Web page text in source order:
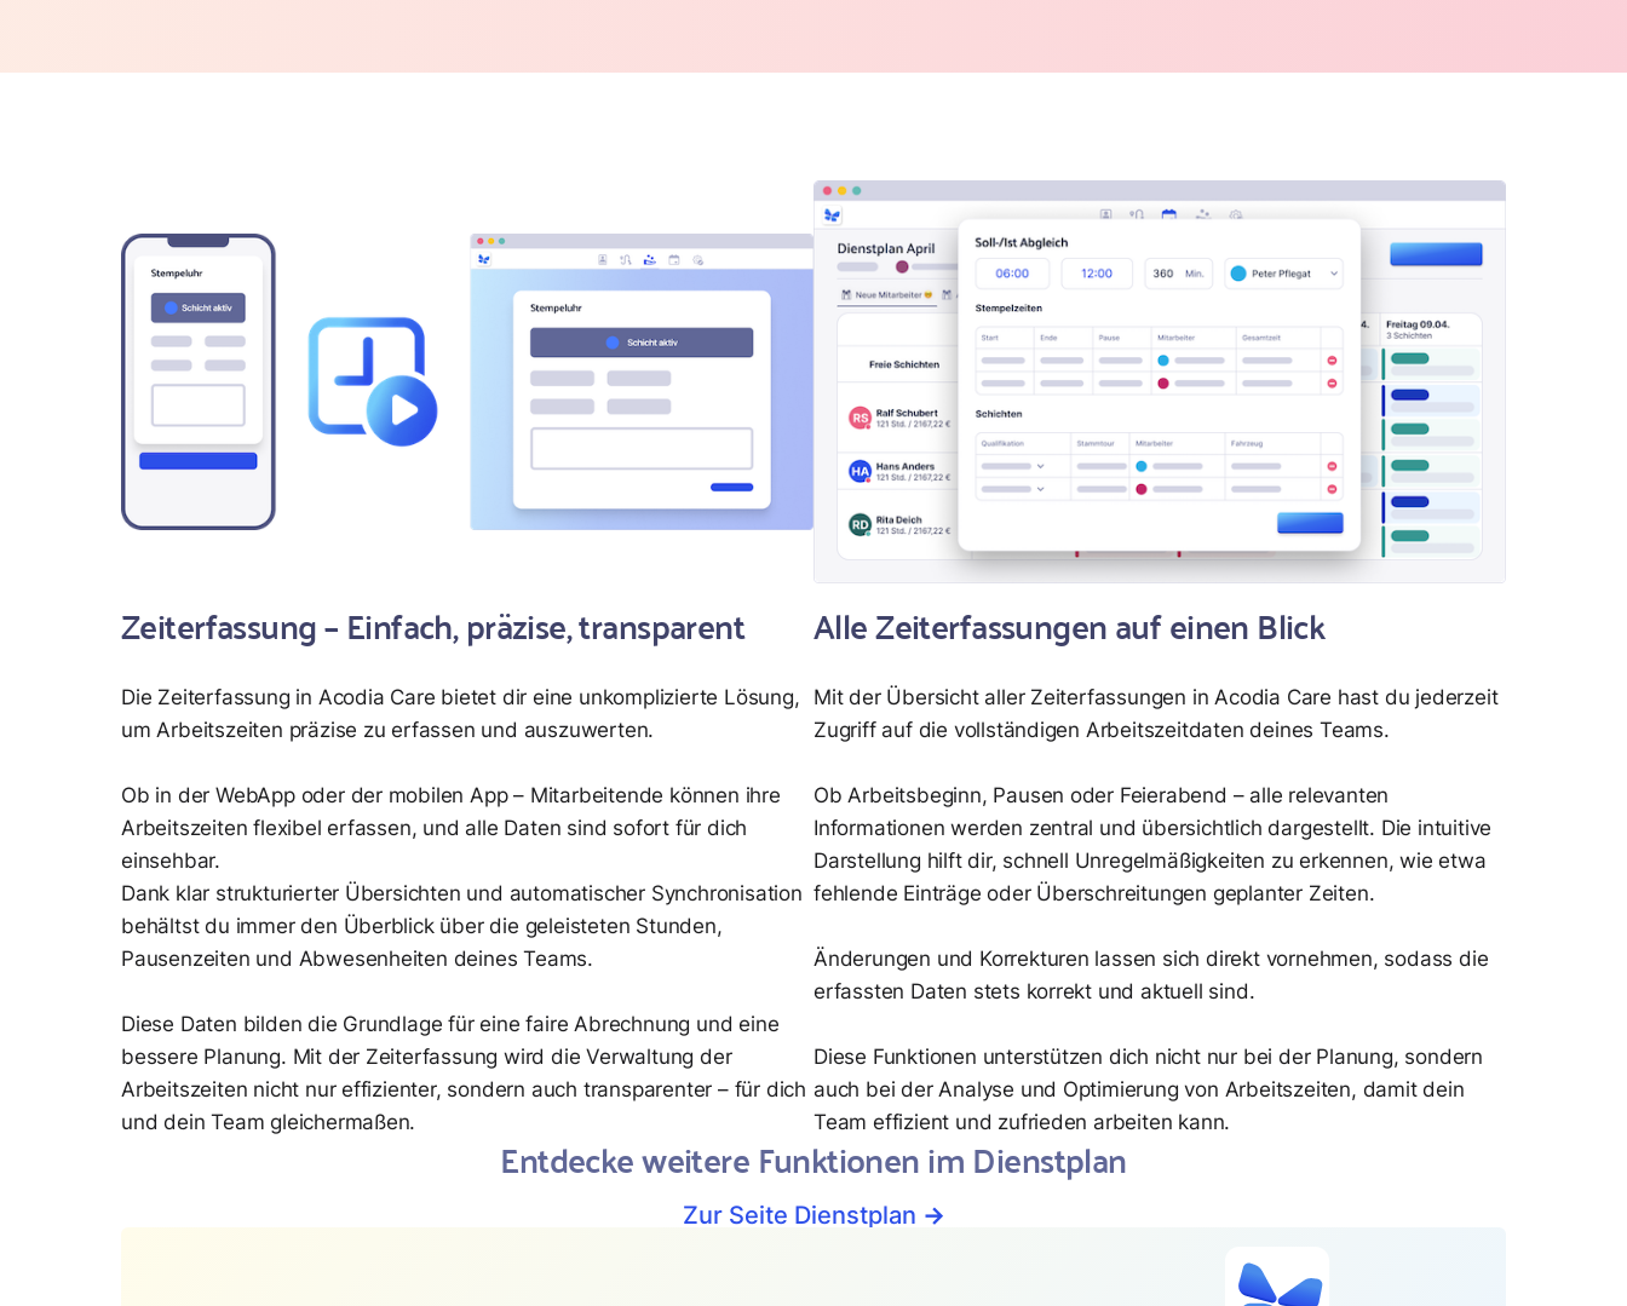
Zeiterfassung – Einfach, präzise, transparent
Die Zeiterfassung in Acodia Care bietet dir eine unkomplizierte Lösung,
um Arbeitszeiten präzise zu erfassen und auszuwerten.
Ob in der WebApp oder der mobilen App – Mitarbeitende können ihre
Arbeitszeiten flexibel erfassen, und alle Daten sind sofort für dich
einsehbar.
Dank klar strukturierter Übersichten und automatischer Synchronisation
behältst du immer den Überblick über die geleisteten Stunden,
Pausenzeiten und Abwesenheiten deines Teams.
Diese Daten bilden die Grundlage für eine faire Abrechnung und eine
bessere Planung. Mit der Zeiterfassung wird die Verwaltung der
Arbeitszeiten nicht nur effizienter, sondern auch transparenter – für dich
und dein Team gleichermaßen.
Alle Zeiterfassungen auf einen Blick
Mit der Übersicht aller Zeiterfassungen in Acodia Care hast du jederzeit
Zugriff auf die vollständigen Arbeitszeitdaten deines Teams.
Ob Arbeitsbeginn, Pausen oder Feierabend – alle relevanten
Informationen werden zentral und übersichtlich dargestellt. Die intuitive
Darstellung hilft dir, schnell Unregelmäßigkeiten zu erkennen, wie etwa
fehlende Einträge oder Überschreitungen geplanter Zeiten.
Änderungen und Korrekturen lassen sich direkt vornehmen, sodass die
erfassten Daten stets korrekt und aktuell sind.
Diese Funktionen unterstützen dich nicht nur bei der Planung, sondern
auch bei der Analyse und Optimierung von Arbeitszeiten, damit dein
Team effizient und zufrieden arbeiten kann.
Entdecke weitere Funktionen im Dienstplan
Zur Seite Dienstplan →